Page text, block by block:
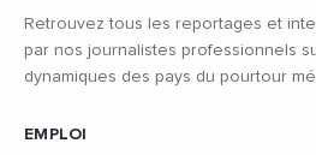
Retrouvez tous les reportages et
par nos journalistes professionnels
dynamiques des pays du pourtour
EMPLOI